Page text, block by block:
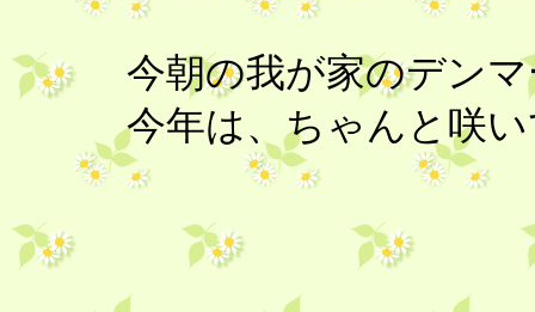
今朝の我が家のデン
今年は、ちゃんと咲